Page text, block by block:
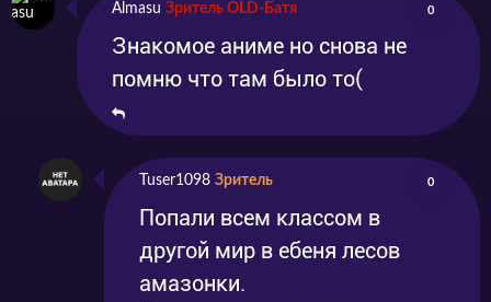
Almasu Зритель OLD-Батя 0
Знакомое аниме но снова не
помню что там было то(
Tuser1098 Зритель 0
Попали всем классом в
другой мир в ебеня лесов
амазонки.